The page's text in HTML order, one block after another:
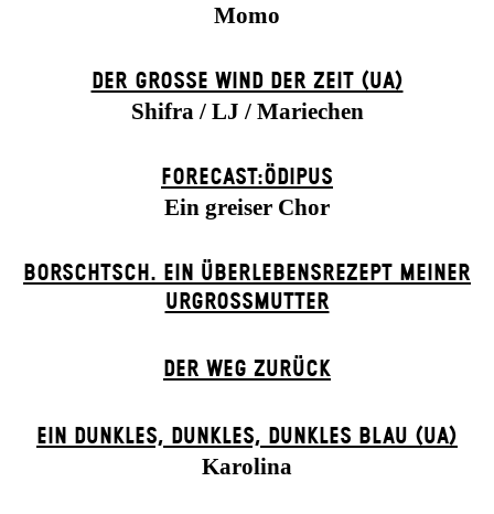
Momo
DER GROSSE WIND DER ZEIT (UA)
Shifra / LJ / Mariechen
FORECAST:ÖDIPUS
Ein greiser Chor
BORSCHTSCH. EIN ÜBERLEBENSREZEPT MEINER
URGROSSMUTTER
DER WEG ZU­RÜCK
EIN DUNK­LES, DUNK­LES, DUNK­LES BLAU (UA)
Karolina